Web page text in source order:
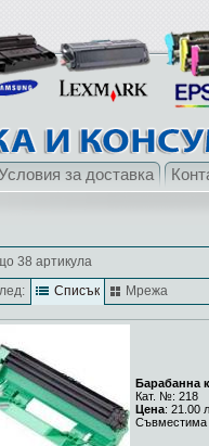
за доставка
38 артикула
Списък Мрежа
Барабанна
Кат. №: 218
Цена: 21.00
Съвместима